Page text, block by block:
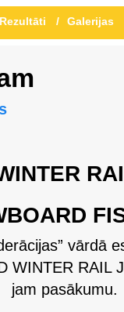
Rezultāti / Galerijas
vārdā
WINTER RAIL
jam pasākumu.